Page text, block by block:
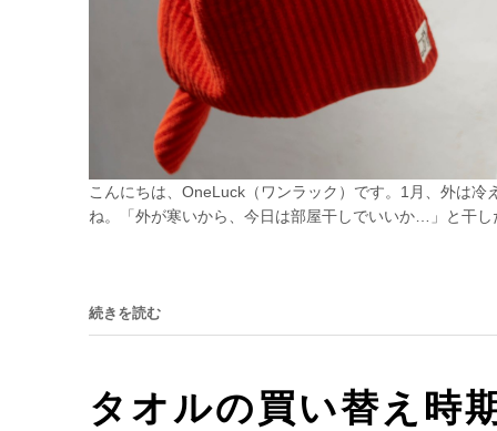
こんにちは、OneLuck（ワンラック）です。1月、外は
ね。「外が寒いから、今日は部屋干しでいいか…」と干
続きを読む
タオルの買い替え時